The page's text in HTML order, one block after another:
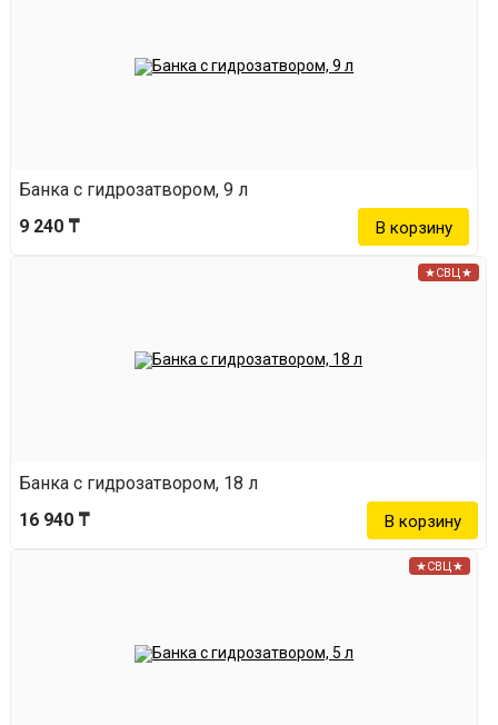
Банка с гидрозатвором, 9 л
9 240 ₸
★СВЦ★
Банка с гидрозатвором, 18 л
16 940 ₸
★СВЦ★